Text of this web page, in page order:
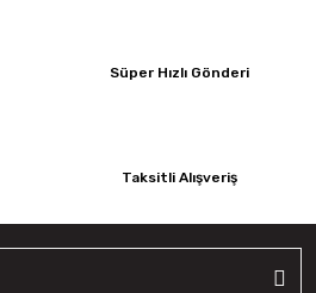
Süper Hızlı Gönderi
Taksitli Alışveriş